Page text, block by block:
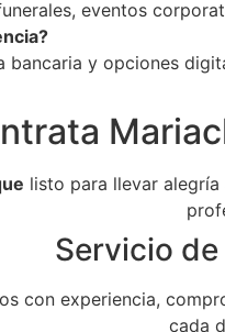
eventos
y opciones
listo para llevar
Servicio
con experiencia,
cada